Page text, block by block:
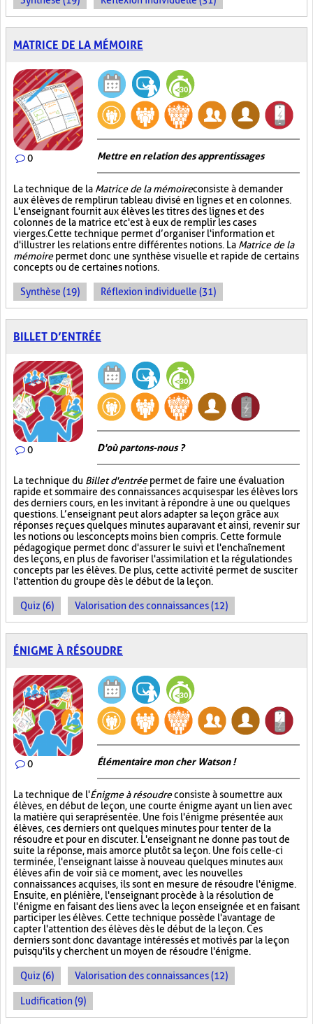
MATRICE DE LA MÉMOIRE
0 Mettre en relation des apprentissages
La technique de la Matrice de la mémoireconsiste à demander
aux élèves de remplir un tableau divisé en lignes et en colonnes.
L'enseignant fournit aux élèves les titres des lignes et des
colonnes de la matrice et c'est à eux de remplir les cases
vierges. Cette technique permet d’organiser l'information et
d'illustrer les relations entre différentes notions. La Matrice de la
mémoirepermet donc une synthèse visuelle et rapide de certains
concepts ou de certaines notions.
Synthèse (19) Réflexion individuelle (31)
BILLET D’ENTRÉE
0 D'où partons-nous ?
La technique du Billet d'entréepermet de faire une évaluation
rapide et sommaire des connaissances acquises par les élèves lors
des derniers cours, en les invitant à répondre à une ou quelques
questions. L’enseignant peut alors adapter sa leçon grâce aux
réponses reçues quelques minutes auparavant et ainsi, revenir sur
les notions ou les concepts moins bien compris. Cette formule
pédagogique permet donc d'assurer le suivi et l'enchaînement
des leçons, en plus de favoriser l'assimilation et la régulation des
concepts par les élèves. De plus, cette activité permet de susciter
l'attention du groupe dès le début de la leçon.
Quiz (6) Valorisation des connaissances (12)
ÉNIGME À RÉSOUDRE
0 Élémentaire mon cher Watson !
La technique de l'Énigme à résoudreconsiste à soumettre aux
élèves, en début de leçon, une courte énigme ayant un lien avec
la matière qui sera présentée. Une fois l'énigme présentée aux
élèves, ces derniers ont quelques minutes pour tenter de la
résoudre et pour en discuter. L'enseignant ne donne pas tout de
suite la réponse, mais amorce plutôt sa leçon. Une fois celle-ci
terminée, l'enseignant laisse à nouveau quelques minutes aux
élèves afin de voir si à ce moment, avec les nouvelles
connaissances acquises, ils sont en mesure de résoudre l'énigme.
Ensuite, en plénière, l'enseignant procède à la résolution de
l'énigme en faisant des liens avec la leçon enseignée et en faisant
participer les élèves. Cette technique possède l'avantage de
capter l'attention des élèves dès le début de la leçon. Ces
derniers sont donc davantage intéressés et motivés par la leçon
puisqu'ils y cherchent un moyen de résoudre l'énigme.
Quiz (6) Valorisation des connaissances (12)
Ludification (9)